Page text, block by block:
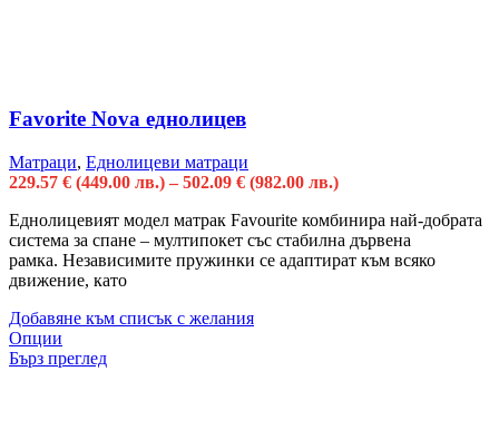
Favorite Nova еднолицев
Матраци, Еднолицеви матраци
229.57 € (449.00 лв.) – 502.09 € (982.00 лв.)
Еднолицевият модел матрак Favourite комбинира най-добрата
система за спане – мултипокет със стабилна дървена
рамка. Независимите пружинки се адаптират към всяко
движение, като
Добавяне към списък с желания
Опции
Бърз преглед